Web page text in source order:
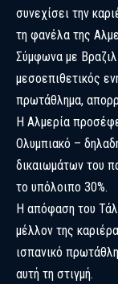
συνεχίσει την
τη φανέλα της
Σύμφωνα με
μεσοεπιθετικός
πρωτάθλημα,
Η Αλμερία
Ολυμπιακό –
δικαιωμάτων του
το υπόλοιπο 30%.
Η απόφαση του
μέλλον της
ισπανικό
αυτή τη στιγμή.